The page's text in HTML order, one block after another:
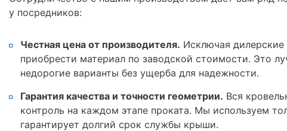
у посредников:
Честная цена от производителя. Исключая
приобрести материал по заводской стоимости. Это
недорогие варианты без ущерба для надежности.
Гарантия качества и точности геометрии. Вся
контроль на каждом этапе проката. Мы используем
гарантирует долгий срок службы крыши.